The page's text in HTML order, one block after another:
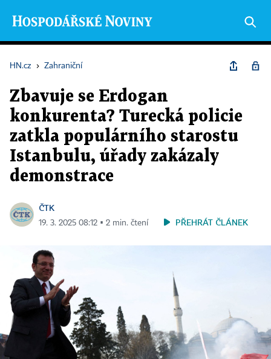
HN.cz › Zahraniční
Zbavuje se Erdogan
konkurenta? Turecká policie
zatkla populárního starostu
Istanbulu, úřady zakázaly
demonstrace
ČTK
19. 3. 2025 08:12 ▪ 2 min. čtení PŘEHRÁT ČLÁNEK